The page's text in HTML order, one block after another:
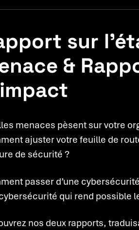
sur
&
menaces pèsent sur votre
ajuster votre feuille de
de sécurité ?
passer d’une
qui rend possible
nos deux rapports,